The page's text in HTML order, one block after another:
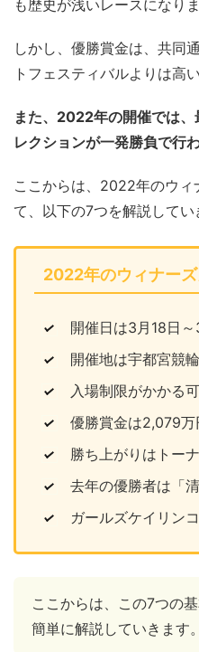
も歴史が浅いレースになりま
しかし、優勝賞金は、共同
トフェスティバルよりは高い
また、2022年の開催では
レクションが一発勝負で行
ここからは、2022年のウィ
て、以下の7つを解説してい
2022年のウィナー
開催日は3月18日～
開催地は宇都宮競
入場制限がかかる
優勝賞金は2,079万
勝ち上がりはトー
去年の優勝者は「
ガールズケイリン
ここからは、この7つの
簡単に解説していきます。